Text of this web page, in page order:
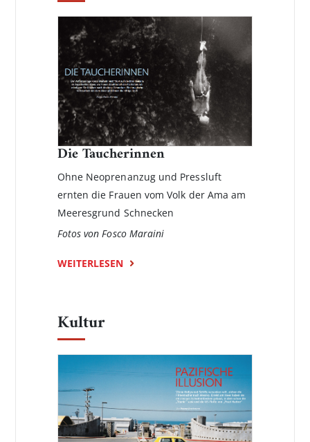
Die Taucherinnen
Ohne Neoprenanzug und Pressluft
ernten die Frauen vom Volk der Ama am
Meeresgrund Schnecken
Fotos von Fosco Maraini
WEITERLESEN
Kultur